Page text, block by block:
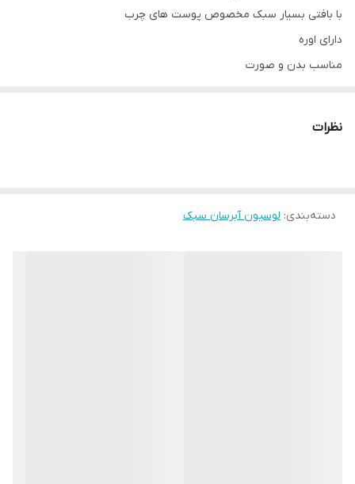
با بافتی بسیار سبک مخصوص پوست های چرب
دارای اوره
مناسب بدن و صورت
نظرات
دسته‌بندی: لوسیون آبرسان سبک